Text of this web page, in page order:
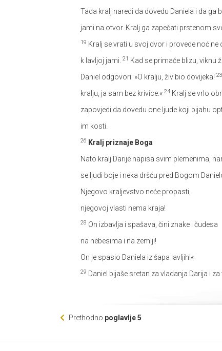
Tada kralj naredi da dovedu Daniela i da ga
jami na otvor. Kralj ga zapečati prstenom
19 Kralj se vrati u svoj dvor i provede noć
k lavljoj jami. 21 Kad se primače blizu, viknu
Daniel odgovori: »O kralju, živ bio dovijeka! 23
kralju, ja sam bez krivice.« 24 Kralj se vrlo
zapovjedi da dovedu one ljude koji bijahu
im kosti.
26 Kralj priznaje Boga
Nato kralj Darije napisa svim plemenima,
se ljudi boje i neka dršću pred Bogom
Njegovo kraljevstvo neće propasti,
njegovoj vlasti nema kraja!
28 On izbavlja i spašava, čini znake i čudesa
na nebesima i na zemlji!
On je spasio Daniela iz šapa lavljih!«
29 Daniel bijaše sretan za vladanja Darija i
Prethodno poglavlje 5